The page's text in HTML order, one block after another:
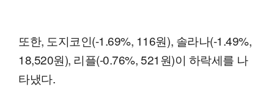
또한, 도지코인(-1.69%, 116원), 솔라나(-1.49%,
18,520원), 리플(-0.76%, 521원)이 하락세를 나
타냈다.